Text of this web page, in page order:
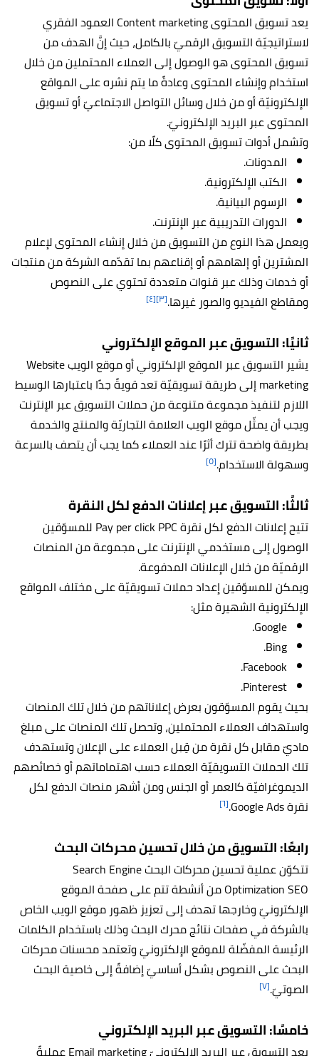
يعد تسويق المحتوى Content marketing العمود الفقري
لاستراتيجيّة التسويق الرقميّ بالكامل، حيث إنَّ الهدف من
تسويق المحتوى هو الوصول إلى العملاء المحتملين من خلال
استخدام وإنشاء المحتوى وعادةً ما يتم نشره على المواقع
الإلكترونيّة أو من خلال وسائل التواصل الاجتماعيّ أو تسويق
المحتوى عبر البريد الإلكترونيّ.
وتشمل أدوات تسويق المحتوى كلًا من:
المدونات.
الكتب الإلكترونية.
الرسوم البيانية.
الدورات التدريبية عبر الإنترنت.
ويعمل هذا النوع من التسويق من خلال إنشاء المحتوى لإعلام
المشترين أو إلهامهم أو إقناعهم بما تقدّمه الشركة من منتجات
أو خدمات وذلك عبر قنوات متعددة تحتوي على النصوص
ومقاطع الفيديو والصور غيرها.[٣] [٤]
ثانيًا: التسويق عبر الموقع الإلكتروني
يشير التسويق عبر الموقع الإلكتروني أو موقع الويب Website
marketing إلى طريقة تسويقيّة تعد قويةً جدًا باعتبارها الوسيط
اللازم لتنفيذ مجموعة متنوعة من حملات التسويق عبر الإنترنت
ويجب أن يمثّل موقع الويب العلامة التجاريّة والمنتج والخدمة
بطريقة واضحة تترك أثرًا عند العملاء كما يجب أن يتصف بالسرعة
وسهولة الاستخدام.[٥]
ثالثًا: التسويق عبر إعلانات الدفع لكل النقرة
تتيح إعلانات الدفع لكل نقرة Pay per click PPC للمسوّقين
الوصول إلى مستخدمي الإنترنت على مجموعة من المنصات
الرقميّة من خلال الإعلانات المدفوعة.
ويمكن للمسوّقين إعداد حملات تسويقيّة على مختلف المواقع
الإلكترونية الشهيرة مثل:
Google.
Bing.
Facebook.
Pinterest.
بحيث يقوم المسوّقون بعرض إعلاناتهم من خلال تلك المنصات
واستهداف العملاء المحتملين، وتحصل تلك المنصات على مبلغ
ماديّ مقابل كل نقرة من قِبل العملاء على الإعلان وتستهدف
تلك الحملات التسويقيّة العملاء حسب اهتماماتهم أو خصائصهم
الديموغرافيّة كالعمر أو الجنس ومن أشهر منصات الدفع لكل
نقرة Google Ads.
[٦]
رابعًا: التسويق من خلال تحسين محركات البحث
تتكوّن عملية تحسين محركات البحث Search Engine
Optimization SEO من أنشطة تتم على صفحة الموقع
الإلكترونيّ وخارجها تهدف إلى تعزيز ظهور موقع الويب الخاص
بالشركة في صفحات نتائج محرك البحث وذلك باستخدام الكلمات
الرئيسة المفضّلة للموقع الإلكترونيّ وتعتمد محسنات محركات
البحث على النصوص بشكل أساسيّ إضافةً إلى خاصية البحث
الصوتيّ.[٧]
خامسًا: التسويق عبر البريد الإلكتروني